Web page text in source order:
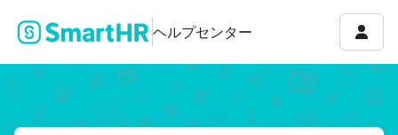
ヘルプセンター アカ